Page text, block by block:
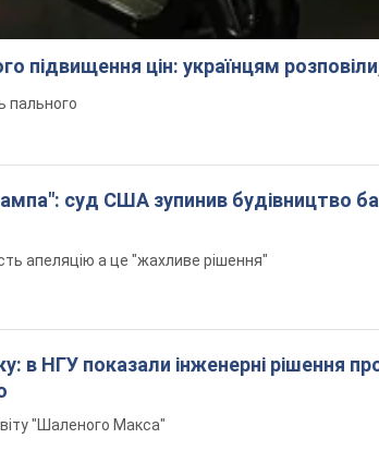
підвищення цін: українцям
пального
суд США зупинив будівництво
апеляцію а це "жахливе рішення"
в НГУ показали інженерні рішення
"Шаленого Макса"